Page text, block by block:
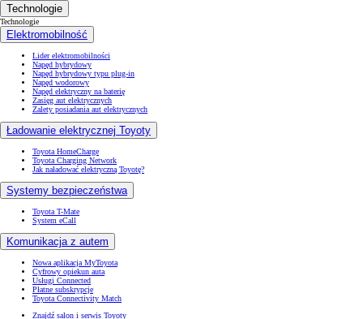
Technologie
Technologie
Elektromobilność
Lider elektromobilności
Napęd hybrydowy
Napęd hybrydowy typu plug-in
Napęd wodorowy
Napęd elektryczny na baterię
Zasięg aut elektrycznych
Zalety posiadania aut elektrycznych
Ładowanie elektrycznej Toyoty
Toyota HomeCharge
Toyota Charging Network
Jak naładować elektryczną Toyotę?
Systemy bezpieczeństwa
Toyota T-Mate
System eCall
Komunikacja z autem
Nowa aplikacja MyToyota
Cyfrowy opiekun auta
Usługi Connected
Płatne subskrypcje
Toyota Connectivity Match
Znajdź salon i serwis Toyoty